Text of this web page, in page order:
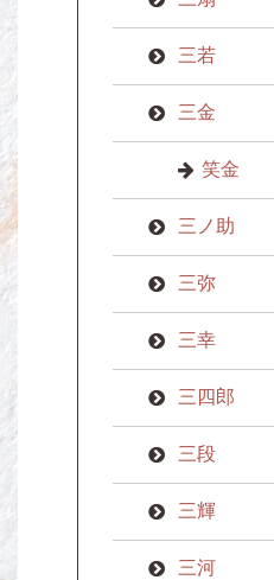
三若
三金
笑金
三ノ助
三弥
三幸
三四郎
三段
三輝
三河